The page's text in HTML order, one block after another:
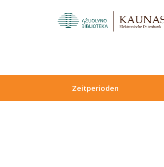
Zeitperioden